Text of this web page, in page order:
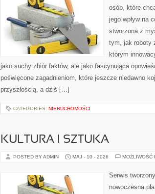
osób, które
jego wpływ na
stworzona z
tym, jak roboty
którym
jako suchy zbiór faktów, ale jako fascynująca
poświęcone zagadnieniom, które jeszcze niedawno
przyszłością, a dziś […]
CATEGORIES: NIERUCHOMOŚCI
KULTURA I SZTUKA
POSTED BY ADMIN MAJ - 10 - 2026 MOŻLIWOŚĆ
Serwis
nowoczesna